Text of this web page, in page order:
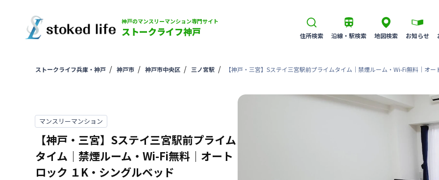
神戸のマンスリーマンション専門サイト
ストークライフ神戸 住所検索 沿線・駅検索 地図検索 お知らせ
ストークライフ兵庫・神戸 神戸市 神戸市中央区 三ノ宮駅 【神戸・三宮】Sステイ三宮駅前プライムタイム｜禁煙ルーム・Wi-Fi無料｜オ
マンスリーマンション
【神戸・三宮】Sステイ三宮駅前プライム
タイム｜禁煙ルーム・Wi-Fi無料｜オート
ロック １K・シングルベッド